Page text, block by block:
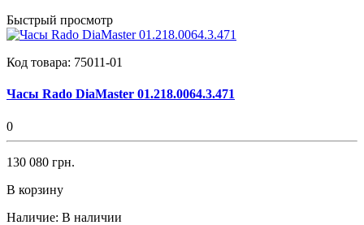
Быстрый просмотр
Код товара: 75011-01
Часы Rado DiaMaster 01.218.0064.3.471
0
130 080 грн.
В корзину
Наличие: В наличии